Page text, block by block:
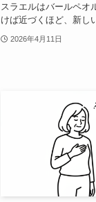
スラエルはバールペオ
けば近づくほど、新し
2026年4月11日